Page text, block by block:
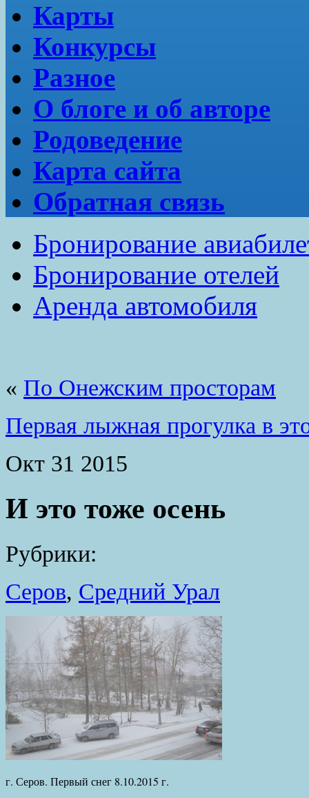
Карты
Конкурсы
Разное
О блоге и об авторе
Родоведение
Карта сайта
Обратная связь
Бронирование
Бронирование отелей
Аренда автомобиля
« По Онежским просторам
Первая лыжная прогулка в
Окт 31 2015
И это тоже осень
Рубрики:
Серов, Средний Урал
г. Серов. Первый снег 8.10.2015 г.